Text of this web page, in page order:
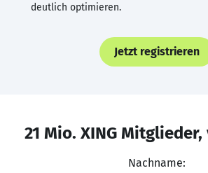
deutlich optimieren.
Jetzt registrieren
21 Mio. XING
Nachname: